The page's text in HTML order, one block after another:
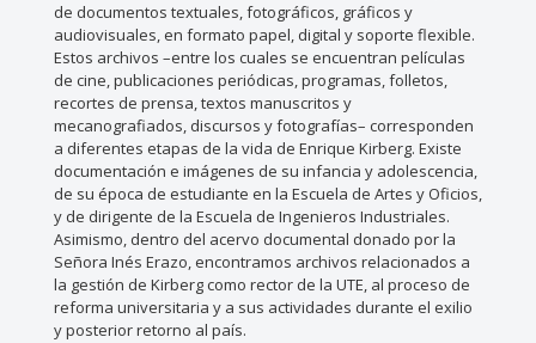
de documentos textuales, fotográficos, gráficos y
audiovisuales, en formato papel, digital y soporte flexible.
Estos archivos –entre los cuales se encuentran películas
de cine, publicaciones periódicas, programas, folletos,
recortes de prensa, textos manuscritos y
mecanografiados, discursos y fotografías– corresponden
a diferentes etapas de la vida de Enrique Kirberg. Existe
documentación e imágenes de su infancia y adolescencia,
de su época de estudiante en la Escuela de Artes y Oficios,
y de dirigente de la Escuela de Ingenieros Industriales.
Asimismo, dentro del acervo documental donado por la
Señora Inés Erazo, encontramos archivos relacionados a
la gestión de Kirberg como rector de la UTE, al proceso de
reforma universitaria y a sus actividades durante el exilio
y posterior retorno al país.